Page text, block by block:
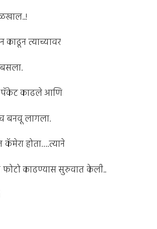
काढून त्याच्यावर
पॅकेट काढले आणि
बनवू लागला.
कॅमेरा होता….त्याने
काढण्यास सुरुवात केली..